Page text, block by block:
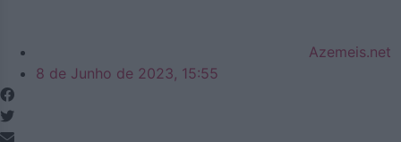
Azemeis.net
8 de Junho de 2023, 15:55